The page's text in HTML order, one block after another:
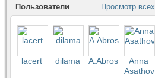
Просмотр всех
Пользователи
lacert dilama A.AbrosimovAnna
Asathova